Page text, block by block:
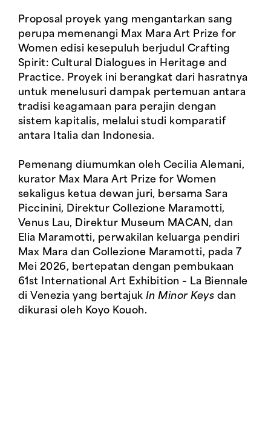
Proposal proyek yang mengantarkan sang
perupa memenangi Max Mara Art Prize for
Women edisi kesepuluh berjudul Crafting
Spirit: Cultural Dialogues in Heritage and
Practice. Proyek ini berangkat dari hasratnya
untuk menelusuri dampak pertemuan antara
tradisi keagamaan para perajin dengan
sistem kapitalis, melalui studi komparatif
antara Italia dan Indonesia.
Pemenang diumumkan oleh Cecilia Alemani,
kurator Max Mara Art Prize for Women
sekaligus ketua dewan juri, bersama Sara
Piccinini, Direktur Collezione Maramotti,
Venus Lau, Direktur Museum MACAN, dan
Elia Maramotti, perwakilan keluarga pendiri
Max Mara dan Collezione Maramotti, pada 7
Mei 2026, bertepatan dengan pembukaan
61st International Art Exhibition – La Biennale
di Venezia yang bertajuk In Minor Keys dan
dikurasi oleh Koyo Kouoh.